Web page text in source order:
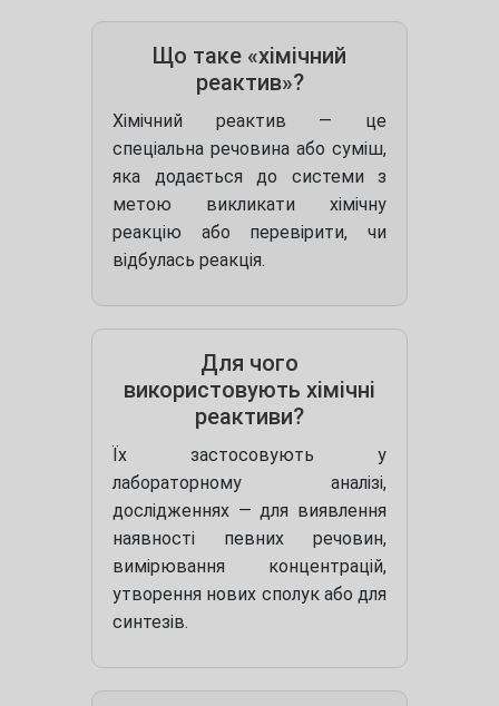
Що таке «хімічний
реактив»?
Хімічний реактив — це
спеціальна речовина або суміш,
яка додається до системи з
метою викликати хімічну
реакцію або перевірити, чи
відбулась реакція.
Для чого
використовують хімічні
реактиви?
Їх застосовують у
лабораторному аналізі,
дослідженнях — для виявлення
наявності певних речовин,
вимірювання концентрацій,
утворення нових сполук або для
синтезів.